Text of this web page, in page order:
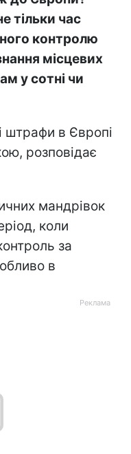
тільки час
контролю
місцевих
у сотні чи
штрафи в Європі
розповідає
мандрівок
коли
за
в